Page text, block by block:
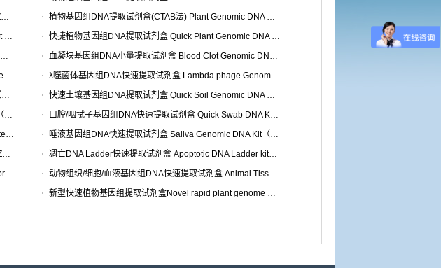
细胞基因组DNA小量提取试剂盒 Cell Genomic DNA Kit（ZP308）
植物基因组DNA提取试剂盒(CTAB法) Plant Genomic DNA Kit（CTAB）（Z……
KK超快植物基因组DNA提取试剂盒(CTAB法) KK Fast Plant Genomic DNA……
快捷植物基因组DNA提取试剂盒 Quick Plant Genomic DNA Kit（ZP310）
血液/细胞/组织基因组DNA提取试剂盒 Universal Genomic DNA Kit（ZP31……
血凝块基因组DNA小量提取试剂盒 Blood Clot Genomic DNA Kit（ZP314）
M13噬菌体单链基因组DNA快速提取试剂盒 M13 Phage Genomic DNA Kit（ZP……
λ噬菌体基因组DNA快速提取试剂盒 Lambda phage Genomic DNA Kit（ZP3……
粪便基因组DNA快速提取试剂盒 Fecal Genomic DNA Kit（ZP319）
快速土壤基因组DNA提取试剂盒 Quick Soil Genomic DNA Kit（ZP318B）
病毒基因组DNA/RNA快速提取试剂盒 Virus DNA/RNA Kit（ZP320）
口腔/咽拭子基因组DNA快速提取试剂盒 Quick Swab DNA Kit（ZP321）
ZH-0002 口腔采样套装 Swab collection and transport syste……
唾液基因组DNA快速提取试剂盒 Saliva Genomic DNA Kit（ZP321T）
固定包埋组织DNA快速提取试剂盒 Quick FFPE DNA Kit（ZP322）
凋亡DNA Ladder快速提取试剂盒 Apoptotic DNA Ladder kit（ZP324……
新血液基因组DNA小量提取试剂盒 New Blood gDNA Miniprep Kit（ZP331……
动物组织/细胞/血液基因组DNA快速提取试剂盒 Animal Tissue/Cell/Blood G……
新型快速植物基因组提取试剂盒Novel rapid plant genome extraction ……